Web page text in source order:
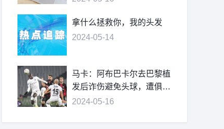
拿什么拯救你，我的头发
2024-05-14
马卡：阿布巴卡尔去巴黎植
发后诈伤避免头球，遭俱乐
部处罚
2024-05-16